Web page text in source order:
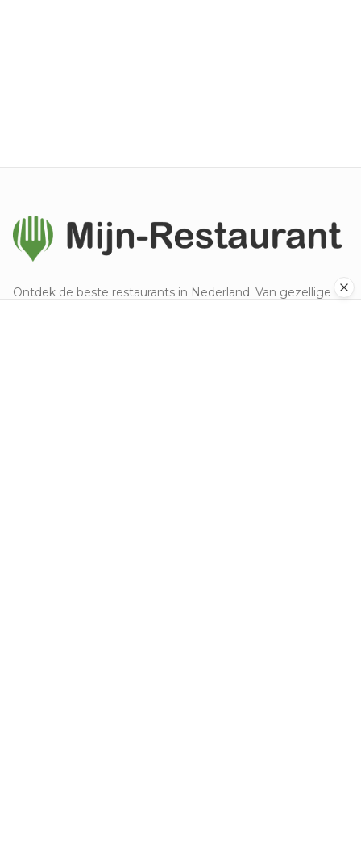
Ontdek de beste restaurants in Nederland. Van gezellige